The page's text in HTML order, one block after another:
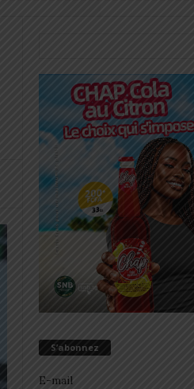
S’abonnez
E-mail